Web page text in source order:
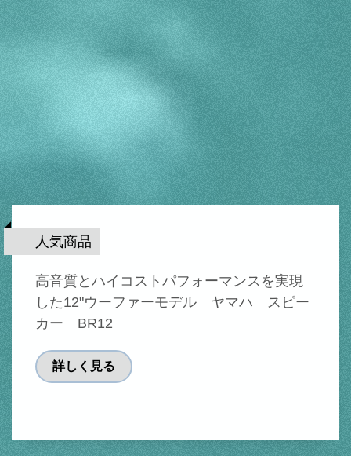
人気商品
高音質とハイコストパフォーマンスを実現
した12"ウーファーモデル ヤマハ スピー
カー BR12
詳しく見る